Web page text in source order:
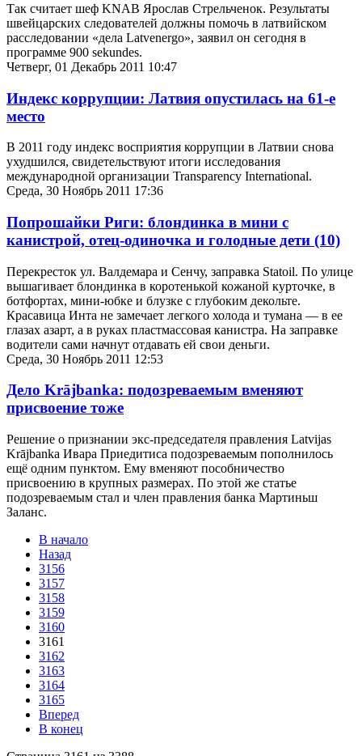
Так считает шеф KNAB Ярослав Стрельченок. Результаты
швейцарских следователей должны помочь в латвийском
расследовании «дела Latvenergo», заявил он сегодня в
программе 900 sekundes.
Четверг, 01 Декабрь 2011 10:47
Индекс коррупции: Латвия опустилась на 61-е
место
В 2011 году индекс восприятия коррупции в Латвии снова
ухудшился, свидетельствуют итоги исследования
международной организации Transparency International.
Среда, 30 Ноябрь 2011 17:36
Попрошайки Риги: блондинка в мини с
канистрой, отец-одиночка и голодные дети (10)
Перекресток ул. Валдемара и Сенчу, заправка Statoil. По улице
вышагивает блондинка в коротенькой кожаной курточке, в
ботфортах, мини-юбке и блузке с глубоким декольте.
Красавица Инта не замечает легкого холода и тумана — в ее
глазах азарт, а в руках пластмассовая канистра. На заправке
водители сами начнут отдавать ей свои деньги.
Среда, 30 Ноябрь 2011 12:53
Дело Krājbanka: подозреваемым вменяют
присвоение тоже
Решение о признании экс-председателя правления Latvijas
Krājbanka Ивара Приедитиса подозреваемым пополнилось
ещё одним пунктом. Ему вменяют пособничество
присвоению в крупных размерах. По этой же статье
подозреваемым стал и член правления банка Мартиньш
Заланс.
В начало
Назад
3156
3157
3158
3159
3160
3161
3162
3163
3164
3165
Вперед
В конец